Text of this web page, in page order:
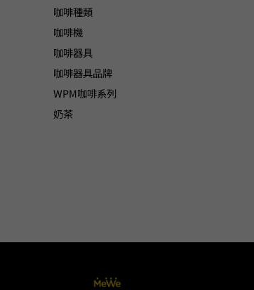
咖啡種類
咖啡機
咖啡器具
咖啡器具品牌
WPM咖啡系列
奶茶